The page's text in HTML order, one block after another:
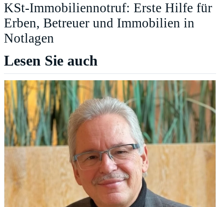
KSt-Immobiliennotruf: Erste Hilfe für
Erben, Betreuer und Immobilien in
Notlagen
Lesen Sie auch